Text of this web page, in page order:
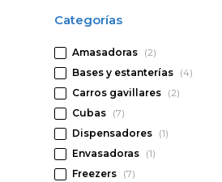
Categorías
Amasadoras (2)
Bases y estanterías (4)
Carros gavillares (2)
Cubas (7)
Dispensadores (1)
Envasadoras (1)
Freezers (7)